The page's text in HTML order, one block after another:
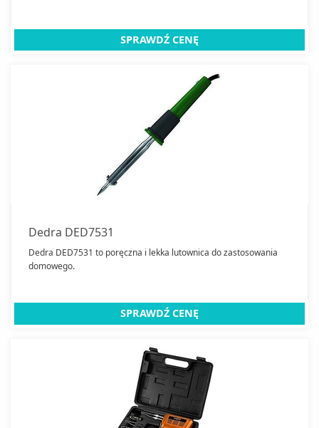
SPRAWDŹ CENĘ
Dedra DED7531
Dedra DED7531 to poręczna i lekka lutownica do zastosowania
domowego.
SPRAWDŹ CENĘ